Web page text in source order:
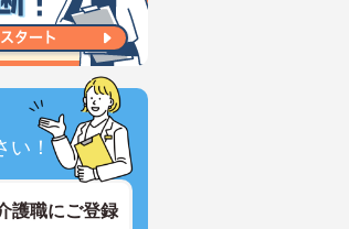
い！
護職にご登録